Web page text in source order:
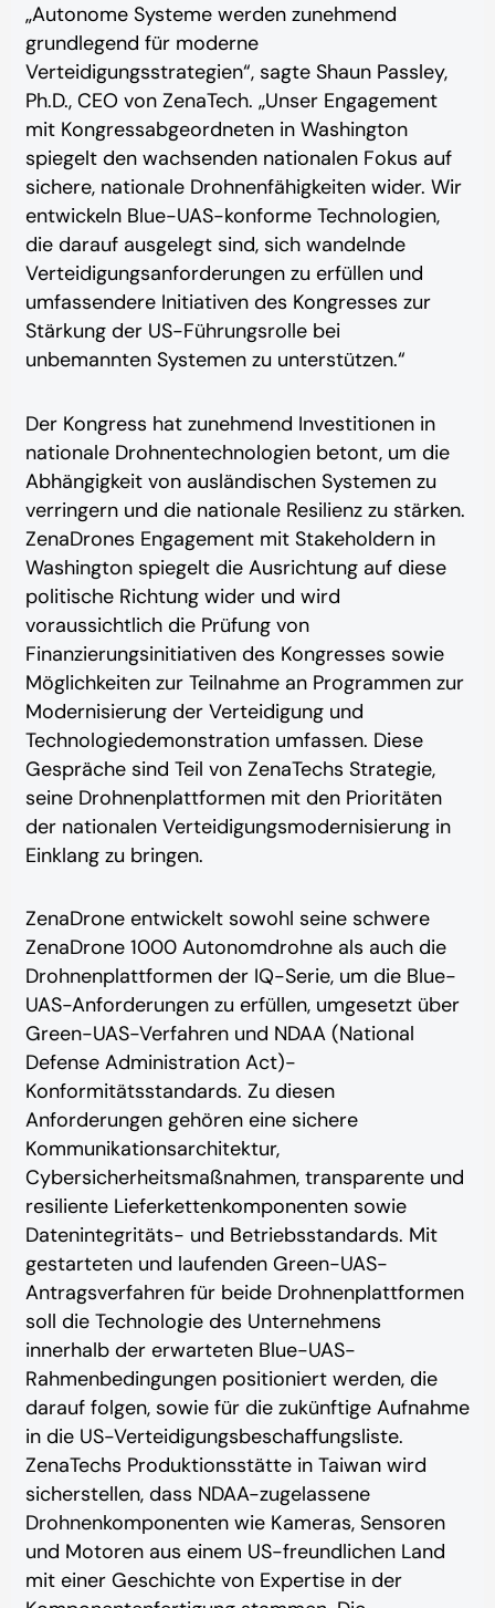
„Autonome Systeme werden zunehmend
grundlegend für moderne
Verteidigungsstrategien“, sagte Shaun Passley,
Ph.D., CEO von ZenaTech. „Unser Engagement
mit Kongressabgeordneten in Washington
spiegelt den wachsenden nationalen Fokus auf
sichere, nationale Drohnenfähigkeiten wider. Wir
entwickeln Blue-UAS-konforme Technologien,
die darauf ausgelegt sind, sich wandelnde
Verteidigungsanforderungen zu erfüllen und
umfassendere Initiativen des Kongresses zur
Stärkung der US-Führungsrolle bei
unbemannten Systemen zu unterstützen.“
Der Kongress hat zunehmend Investitionen in
nationale Drohnentechnologien betont, um die
Abhängigkeit von ausländischen Systemen zu
verringern und die nationale Resilienz zu stärken.
ZenaDrones Engagement mit Stakeholdern in
Washington spiegelt die Ausrichtung auf diese
politische Richtung wider und wird
voraussichtlich die Prüfung von
Finanzierungsinitiativen des Kongresses sowie
Möglichkeiten zur Teilnahme an Programmen zur
Modernisierung der Verteidigung und
Technologiedemonstration umfassen. Diese
Gespräche sind Teil von ZenaTechs Strategie,
seine Drohnenplattformen mit den Prioritäten
der nationalen Verteidigungsmodernisierung in
Einklang zu bringen.
ZenaDrone entwickelt sowohl seine schwere
ZenaDrone 1000 Autonomdrohne als auch die
Drohnenplattformen der IQ-Serie, um die Blue-
UAS-Anforderungen zu erfüllen, umgesetzt über
Green-UAS-Verfahren und NDAA (National
Defense Administration Act)-
Konformitätsstandards. Zu diesen
Anforderungen gehören eine sichere
Kommunikationsarchitektur,
Cybersicherheitsmaßnahmen, transparente und
resiliente Lieferkettenkomponenten sowie
Datenintegritäts- und Betriebsstandards. Mit
gestarteten und laufenden Green-UAS-
Antragsverfahren für beide Drohnenplattformen
soll die Technologie des Unternehmens
innerhalb der erwarteten Blue-UAS-
Rahmenbedingungen positioniert werden, die
darauf folgen, sowie für die zukünftige Aufnahme
in die US-Verteidigungsbeschaffungsliste.
ZenaTechs Produktionsstätte in Taiwan wird
sicherstellen, dass NDAA-zugelassene
Drohnenkomponenten wie Kameras, Sensoren
und Motoren aus einem US-freundlichen Land
mit einer Geschichte von Expertise in der